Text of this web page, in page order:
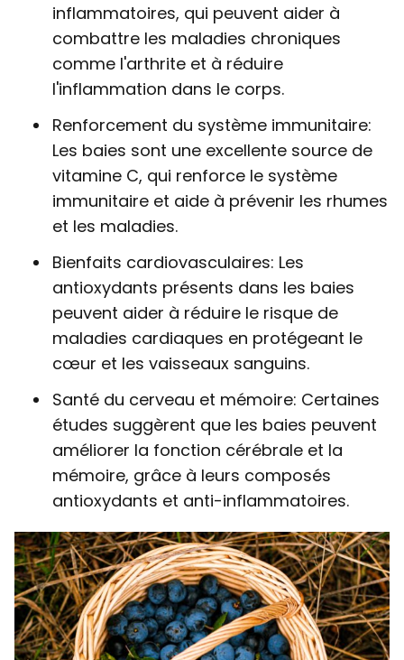
inflammatoires, qui peuvent aider à
combattre les maladies chroniques
comme l'arthrite et à réduire
l'inflammation dans le corps.
Renforcement du système immunitaire:
Les baies sont une excellente source de
vitamine C, qui renforce le système
immunitaire et aide à prévenir les rhumes
et les maladies.
Bienfaits cardiovasculaires: Les
antioxydants présents dans les baies
peuvent aider à réduire le risque de
maladies cardiaques en protégeant le
cœur et les vaisseaux sanguins.
Santé du cerveau et mémoire: Certaines
études suggèrent que les baies peuvent
améliorer la fonction cérébrale et la
mémoire, grâce à leurs composés
antioxydants et anti-inflammatoires.